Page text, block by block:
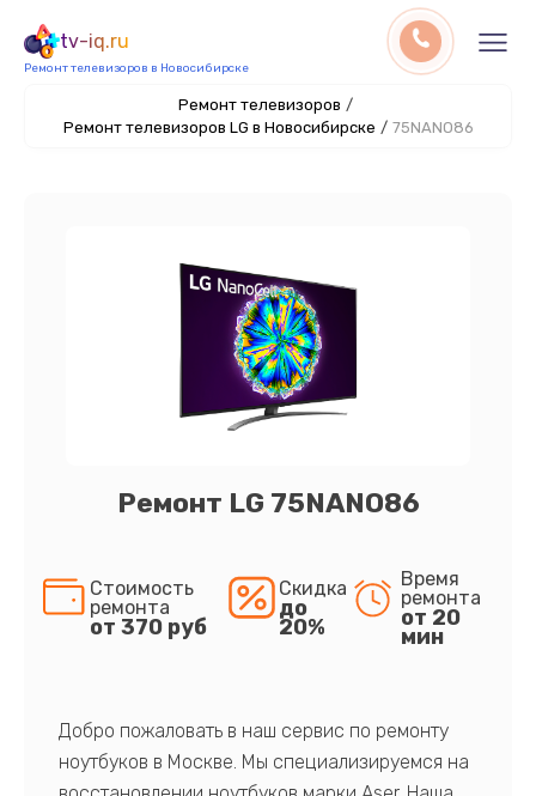
tv-iq.ru
Ремонт телевизоров в Новосибирске
Ремонт телевизоров /
Ремонт телевизоров LG в Новосибирске / 75NANO86
Ремонт LG 75NANO86
Стоимость
ремонта
от 370 руб
Скидка
до
20%
Время
ремонта
от 20
мин
Добро пожаловать в наш сервис по ремонту
ноутбуков в Москве. Мы специализируемся на